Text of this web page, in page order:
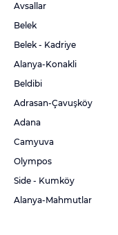
Avsallar
Belek
Belek - Kadriye
Alanya-Konakli
Beldibi
Adrasan-Çavuşköy
Adana
Camyuva
Olympos
Side - Kumköy
Alanya-Mahmutlar